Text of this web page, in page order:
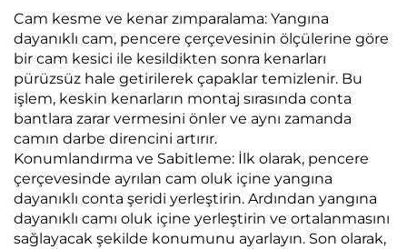
Cam kesme ve kenar zımparalama: Yangına
dayanıklı cam, pencere çerçevesinin ölçülerine göre
bir cam kesici ile kesildikten sonra kenarları
pürüzsüz hale getirilerek çapaklar temizlenir. Bu
işlem, keskin kenarların montaj sırasında conta
bantlara zarar vermesini önler ve aynı zamanda
camın darbe direncini artırır.
Konumlandırma ve Sabitleme: İlk olarak, pencere
çerçevesinde ayrılan cam oluk içine yangına
dayanıklı conta şeridi yerleştirin. Ardından yangına
dayanıklı camı oluk içine yerleştirin ve ortalanmasını
sağlayacak şekilde konumunu ayarlayın. Son olarak,